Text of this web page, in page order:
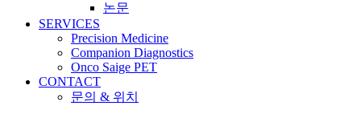
논문
SERVICES
Precision Medicine
Companion Diagnostics
Onco Saige PET
CONTACT
문의 & 위치